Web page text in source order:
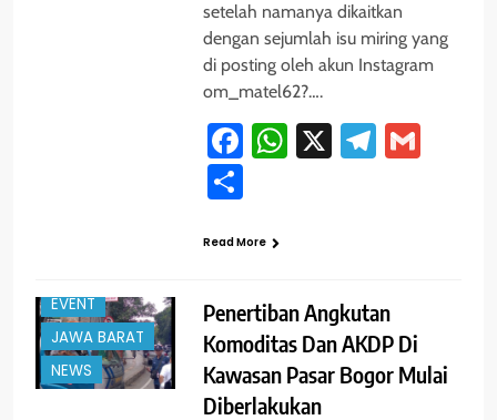
setelah namanya dikaitkan
dengan sejumlah isu miring yang
di posting oleh akun Instagram
om_matel62?….
Facebook
WhatsApp
X
Share
Read More
EVENT
JAWA BARAT
NEWS
Penertiban Angkutan
Komoditas Dan AKDP Di
Kawasan Pasar Bogor Mulai
Diberlakukan